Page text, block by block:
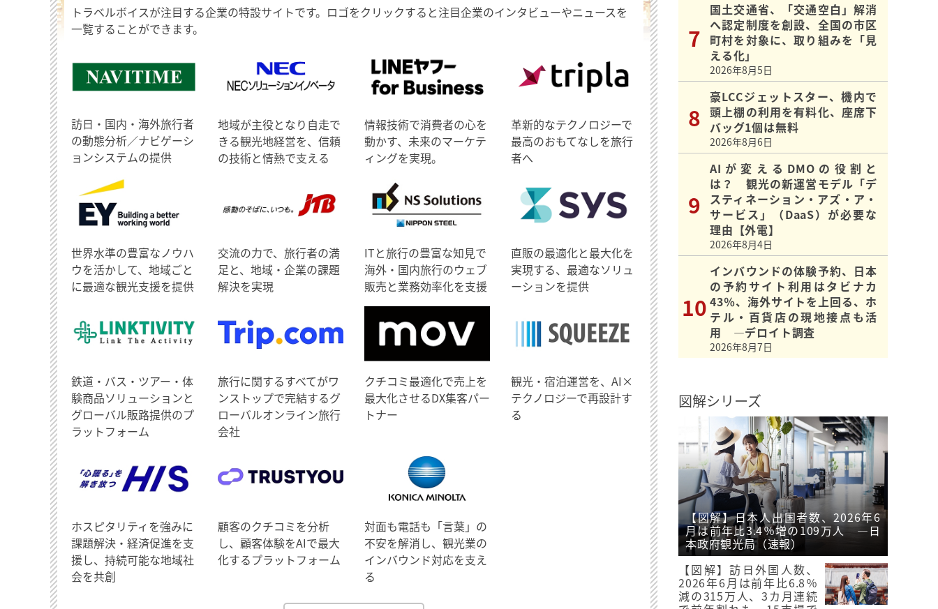
トラベルボイスが注目する企業の特設サイトです。ロゴをクリックすると注目企業のインタビューやニュースを
一覧することができます。
訪日・国内・海外旅行者
の動態分析／ナビゲーシ
ョンシステムの提供
地域が主役となり自走で
きる観光地経営を、信頼
の技術と情熱で支える
情報技術で消費者の心を
動かす、未来のマーケテ
ィングを実現。
革新的なテクノロジーで
最高のおもてなしを旅行
者へ
世界水準の豊富なノウハ
ウを活かして、地域ごと
に最適な観光支援を提供
交流の力で、旅行者の満
足と、地域・企業の課題
解決を実現
ITと旅行の豊富な知見で
海外・国内旅行のウェブ
販売と業務効率化を支援
直販の最適化と最大化を
実現する、最適なソリュ
ーションを提供
鉄道・バス・ツアー・体
験商品ソリューションと
グローバル販路提供のプ
ラットフォーム
旅行に関するすべてがワ
ンストップで完結するグ
ローバルオンライン旅行
会社
クチコミ最適化で売上を
最大化させるDX集客パー
トナー
観光・宿泊運営を、AI×
テクノロジーで再設計す
る
ホスピタリティを強みに
課題解決・経済促進を支
援し、持続可能な地域社
会を共創
顧客のクチコミを分析
し、顧客体験をAIで最大
化するプラットフォーム
対面も電話も「言葉」の
不安を解消し、観光業の
インバウンド対応を支え
る
国土交通省、「交通空白」解消
へ認定制度を創設、全国の市区
町村を対象に、取り組みを「見
える化」
2026年8月5日
豪LCCジェットスター、機内で
頭上棚の利用を有料化、座席下
バッグ1個は無料
2026年8月6日
AIが変えるDMOの役割と
は？ 観光の新運営モデル「デ
スティネーション・アズ・ア・
サービス」（DaaS）が必要な
理由【外電】
2026年8月4日
インバウンドの体験予約、日本
の予約サイト利用はタビナカ
43％、海外サイトを上回る、ホ
テル・百貨店の現地接点も活
用 ―デロイト調査
2026年8月7日
図解シリーズ
【図解】日本人出国者数、2026年6
月は前年比3.4％増の109万人 ―日
本政府観光局（速報）
【図解】訪日外国人数、
2026年6月は前年比6.8％
減の315万人、3カ月連続